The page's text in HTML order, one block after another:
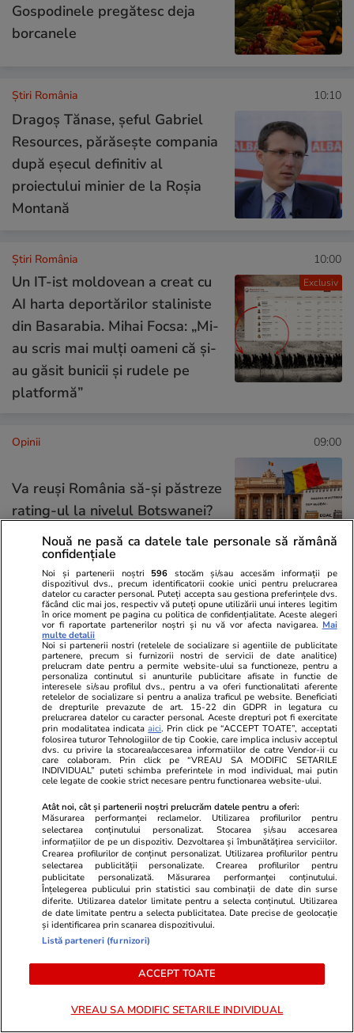
Gospodinele pregătesc deja
borcanele
Știri România 10:10
Dragoș Tănase, șeful Gabriel
Resources, părăsește compania
după eșecul definitiv al
proiectului minier de la Roșia
Montană
Exclusiv
Știri România 10:00
Un IT-ist moldovean a creat cu
AI harta deportărilor staliniste
din Basarabia. Mihai Focsa: „Mi-
au scris mai mulți oameni că și-
au găsit bunicii și rudele pe
platformă”
Opinii 09:00
Va reuși România să-și păstreze
rating-ul la nivelul Botswanei?
E asumată treaba!
08:00
Poate vine un extraterestru și
ne face bine
17 iul.
De ce socialismul și comunismul
sucesc mințile oamenilor?
A doua palmă de la
Luxemburg. De ce ÎCCJ tot
Nouă ne pasă ca datele tale personale să rămână
confidențiale
Noi și partenerii noștri 596 stocăm și/sau accesăm informații pe
dispozitivul dvs., precum identificatorii cookie unici pentru prelucrarea
datelor cu caracter personal. Puteți accepta sau gestiona preferințele dvs.
făcând clic mai jos, respectiv vă puteți opune utilizării unui interes legitim
în orice moment pe pagina cu politica de confidențialitate. Aceste alegeri
vor fi raportate partenerilor noștri și nu vă vor afecta navigarea. Mai
multe detalii
Noi si partenerii nostri (retelele de socializare si agentiile de publicitate
partenere, precum si furnizorii nostri de servicii de date analitice)
prelucram date pentru a permite website-ului sa functioneze, pentru a
personaliza continutul si anunturile publicitare afisate in functie de
interesele si/sau profilul dvs., pentru a va oferi functionalitati aferente
retelelor de socializare si pentru a analiza traficul pe website. Beneficiati
de drepturile prevazute de art. 15-22 din GDPR in legatura cu
prelucrarea datelor cu caracter personal. Aceste drepturi pot fi exercitate
prin modalitatea indicataaici. Prin click pe “ACCEPT TOATE”, acceptati
folosirea tuturor Tehnologiilor de tip Cookie, care implica inclusiv acceptul
dvs. cu privire la stocarea/accesarea informatiilor de catre Vendor-ii cu
care colaboram. Prin click pe “VREAU SA MODIFIC SETARILE
INDIVIDUAL” puteti schimba preferintele in mod individual, mai putin
cele legate de cookie strict necesare pentru functionarea website-ului.
Atât noi, cât și partenerii noștri prelucrăm datele pentru a oferi:
Măsurarea performanței reclamelor. Utilizarea profilurilor pentru
selectarea conținutului personalizat. Stocarea și/sau accesarea
informațiilor de pe un dispozitiv. Dezvoltarea și îmbunătățirea serviciilor.
Crearea profilurilor de conținut personalizat. Utilizarea profilurilor pentru
selectarea publicității personalizate. Crearea profilurilor pentru
publicitate personalizată. Măsurarea performanței conținutului.
Înțelegerea publicului prin statistici sau combinații de date din surse
diferite. Utilizarea datelor limitate pentru a selecta conținutul. Utilizarea
de date limitate pentru a selecta publicitatea. Date precise de geolocație
și identificarea prin scanarea dispozitivului.
Listă parteneri (furnizori)
ACCEPT TOATE
VREAU SA MODIFIC SETARILE INDIVIDUAL